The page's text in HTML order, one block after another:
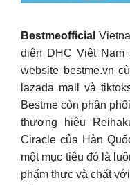
Bestmeofficial
diện DHC Việt Nam
website bestme.vn
lazada mall và
Bestme còn phân
thương hiệu
Ciracle của Hàn
một mục tiêu đó là
phẩm thực và chất